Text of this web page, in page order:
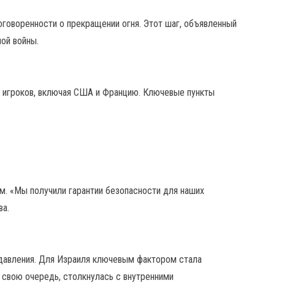
о прекращении огня. Этот шаг, объявленный
войны.
игроков, включая США и Францию. Ключевые пункты
«Мы получили гарантии безопасности для наших
Для Израиля ключевым фактором стала
очередь, столкнулась с внутренними